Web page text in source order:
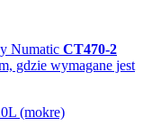
Numatic CT470-2
gdzie wymagane jest
(mokre)